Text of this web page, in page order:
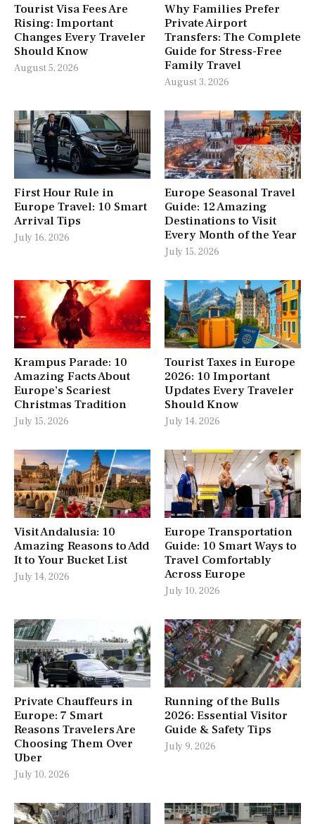
Tourist Visa Fees Are
Rising: Important
Changes Every Traveler
Should Know
August 5, 2026
Why Families Prefer
Private Airport
Transfers: The Complete
Guide for Stress-Free
Family Travel
August 3, 2026
First Hour Rule in
Europe Travel: 10 Smart
Arrival Tips
July 16, 2026
Europe Seasonal Travel
Guide: 12 Amazing
Destinations to Visit
Every Month of the Year
July 15, 2026
Krampus Parade: 10
Amazing Facts About
Europe’s Scariest
Christmas Tradition
July 15, 2026
Tourist Taxes in Europe
2026: 10 Important
Updates Every Traveler
Should Know
July 14, 2026
Visit Andalusia: 10
Amazing Reasons to Add
It to Your Bucket List
July 14, 2026
Europe Transportation
Guide: 10 Smart Ways to
Travel Comfortably
Across Europe
July 10, 2026
Private Chauffeurs in
Europe: 7 Smart
Reasons Travelers Are
Choosing Them Over
Uber
July 10, 2026
Running of the Bulls
2026: Essential Visitor
Guide & Safety Tips
July 9, 2026